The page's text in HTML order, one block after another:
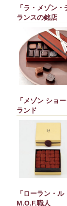
「ラ・メゾン
ランスの銘店
「メゾン ショ
ランド
「ローラン・
M.O.F.職人